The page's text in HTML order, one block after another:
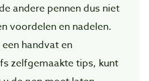
andere pennen dus niet
voordelen en nadelen.
handvat en
zelfgemaakte tips, kunt